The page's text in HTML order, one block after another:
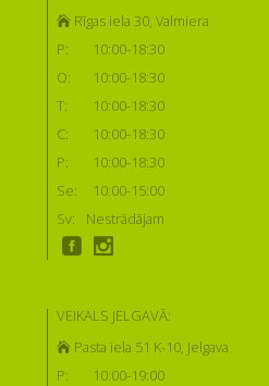
Rīgas iela 30, Valmiera
P:
10:00-18:30
O:
10:00-18:30
T:
10:00-18:30
C:
10:00-18:30
P:
10:00-18:30
Se:
10:00-15:00
Sv:
Nestrādājam
VEIKALS JELGAVĀ:
Pasta iela 51 K-10, Jelgava
P:
10:00-19:00